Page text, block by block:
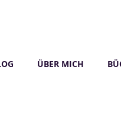
ÜBER MICH